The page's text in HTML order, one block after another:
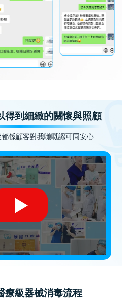
得到細緻的關懷與照顧
係顧客對我哋嘅認可同安心
療級器械消毒流程